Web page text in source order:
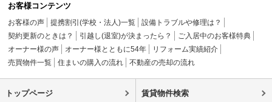
お客様コンテンツ
お客様の声 提携割引(学校・法人)一覧
設備トラブルや修理は？
契約更新のときは？
引越し(退室)が決まったら？
ご入居中のお客様特典
オーナー様の声
オーナー様とともに54年
リフォーム実績紹介
売買物件一覧
住まいの購入の流れ 不動産の売却の流れ
トップページ 賃貸物件検索